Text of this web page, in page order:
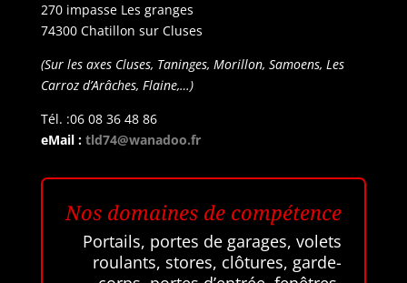
270 impasse Les granges
74300 Chatillon sur Cluses
(Sur les axes Cluses, Taninges, Morillon, Samoens, Les
Carroz d’Arâches, Flaine,…)
Tél. :06 08 36 48 86
eMail : tld74@wanadoo.fr
Nos domaines de compétence
Portails, portes de garages, volets
roulants, stores, clôtures, garde-